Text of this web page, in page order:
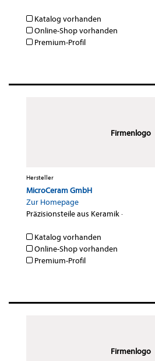
Katalog vorhanden
Online-Shop vorhanden
Premium-Profil
Firmenlogo
Hersteller
MicroCeram GmbH
Zur Homepage
Präzisionsteile aus Keramik·
Katalog vorhanden
Online-Shop vorhanden
Premium-Profil
Firmenlogo